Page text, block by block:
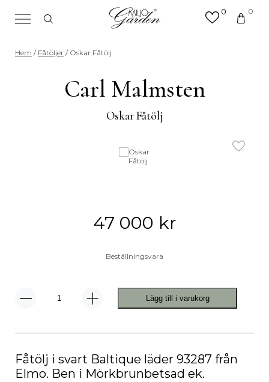
0 0
Sök efter valfri produkt eller
kategori
Hem / Fåtöljer / Oskar Fåtölj
Carl Malmsten
Oskar Fåtölj
47 000 kr
Beställningsvara
Oskar
Lägg till i varukorg
Fåtölj i svart Baltique läder 93287 från
Elmo. Ben i Mörkbrunbetsad ek.